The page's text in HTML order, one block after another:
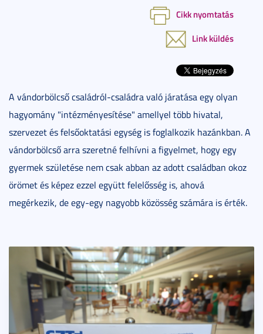
Cikk nyomtatás
Link küldés
A vándorbölcső családról-családra való járatása egy olyan
hagyomány "intézményesítése" amellyel több hivatal,
szervezet és felsőoktatási egység is foglalkozik hazánkban. A
vándorbölcső arra szeretné felhívni a figyelmet, hogy egy
gyermek születése nem csak abban az adott családban okoz
örömet és képez ezzel együtt felelősség is, ahová
megérkezik, de egy-egy nagyobb közösség számára is érték.